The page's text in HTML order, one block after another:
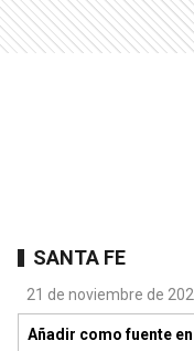
SANTA FE
21 de noviembre de
Añadir como fuente en